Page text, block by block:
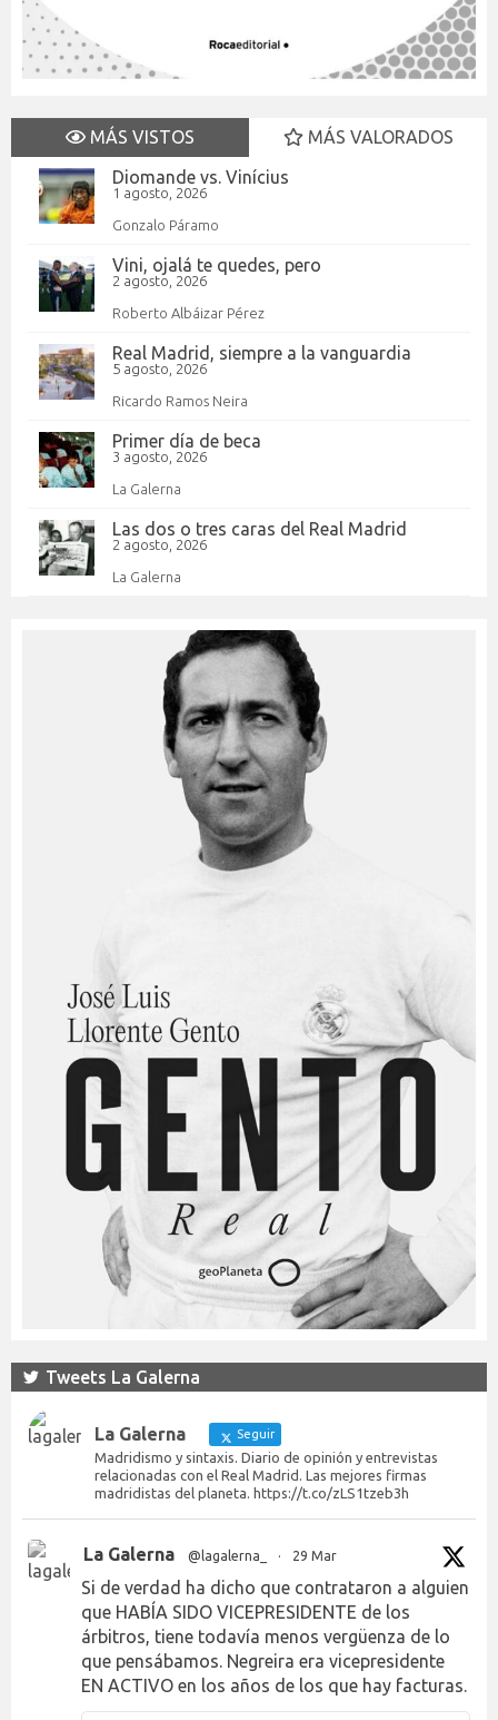
MÁS VISTOS
MÁS VALORADOS
Diomande vs. Vinícius
1 agosto, 2026
Gonzalo Páramo
Vini, ojalá te quedes, pero
2 agosto, 2026
Roberto Albáizar Pérez
Real Madrid, siempre a la vanguardia
5 agosto, 2026
Ricardo Ramos Neira
Primer día de beca
3 agosto, 2026
La Galerna
Las dos o tres caras del Real Madrid
2 agosto, 2026
La Galerna
Tweets La Galerna
La Galerna Seguir
Madridismo y sintaxis. Diario de opinión y entrevistas
relacionadas con el Real Madrid. Las mejores firmas
madridistas del planeta. https://t.co/zLS1tzeb3h
La Galerna @lagalerna_ · 29 Mar
Si de verdad ha dicho que contrataron a alguien
que HABÍA SIDO VICEPRESIDENTE de los
árbitros, tiene todavía menos vergüenza de lo
que pensábamos. Negreira era vicepresidente
EN ACTIVO en los años de los que hay facturas.